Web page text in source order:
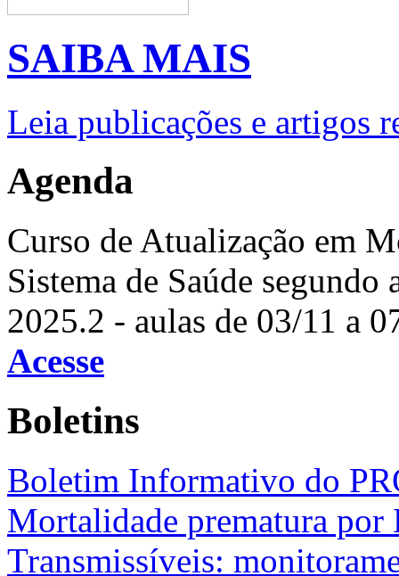
SAIBA MAIS
Leia publicações e artigos
Agenda
Curso de Atualização em
Sistema de Saúde
2025.2 - aulas de 03/11 a
Acesse
Boletins
Boletim Informativo do
Mortalidade prematura por
Transmissíveis: